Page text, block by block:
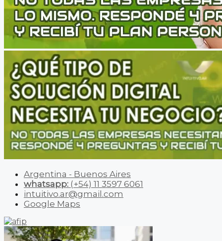
Argentina - Buenos Aires
whatsapp: (+54) 11 3597 6061
intuitivo.ar@gmail.com
Google Maps